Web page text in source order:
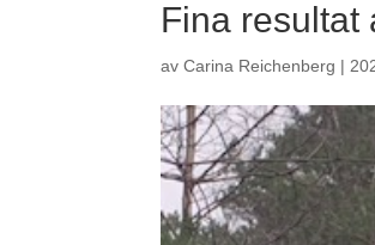
Fina resultat
avCarina Reichenberg |